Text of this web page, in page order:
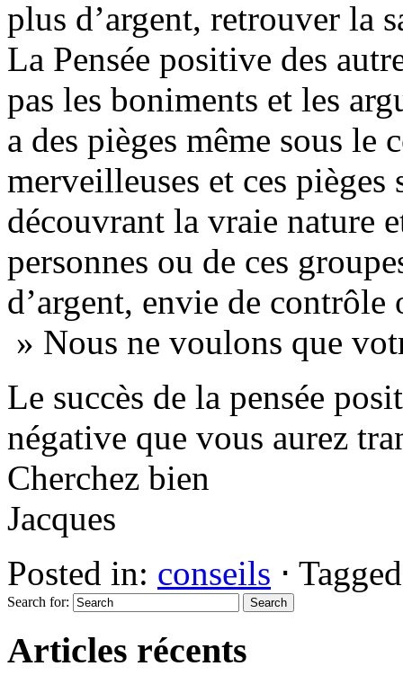
plus d’argent, retrouver la
La Pensée positive des
pas les boniments et les
a des pièges même sous le
merveilleuses et ces
découvrant la vraie nature
personnes ou de ces
d’argent, envie de
» Nous ne voulons que
Le succès de la pensée
négative que vous aurez
Cherchez bien
Jacques
Posted in: conseils ⋅
Search for:
Articles récents